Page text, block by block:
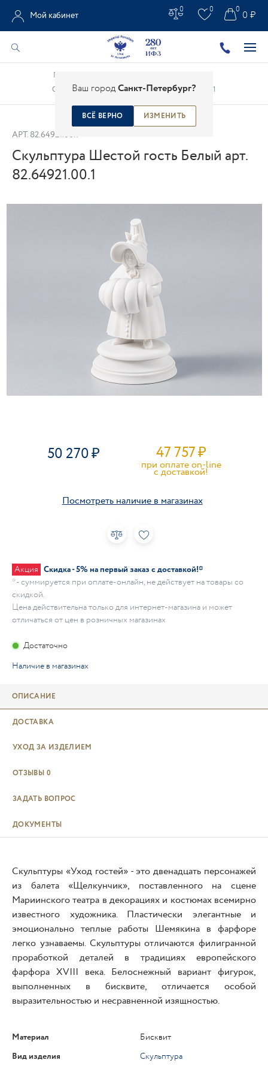
Ваш городСанкт-Петербург?
ВСЁ ВЕРНО ИЗМЕНИТЬ
Мой кабинет
0 0 0 ₽
0
Главная
Скульптура Шестой гость Белый арт. 82.64921.00.1
АРТ. 82.64921.00.1
Скульптура Шестой гость Белый арт.
82.64921.00.1
50 270 47 757₽
при оплате on-line
c доставкой!
Посмотреть наличие в магазинах
Акция Скидка - 5% на первый заказ с доставкой!*
* - суммируется при оплате-онлайн, не действует на товары со
скидкой.
Цена действительна только для интернет-магазина и может
отличаться от цен в розничных магазинах
Достаточно
Наличие в магазинах
ОПИСАНИЕ
ДОСТАВКА
УХОД ЗА ИЗДЕЛИЕМ
ОТЗЫВЫ 0
ЗАДАТЬ ВОПРОС
ДОКУМЕНТЫ
Скульптуры «Уход гостей» - это двенадцать персонажей
из балета «Щелкунчик», поставленного на сцене
Мариинского театра в декорациях и костюмах всемирно
известного художника. Пластически элегантные и
эмоционально теплые работы Шемякина в фарфоре
легко узнаваемы. Скульптуры отличаются филигранной
проработкой деталей в традициях европейского
фарфора XVIII века. Белоснежный вариант фигурок,
выполненных в бисквите, отличается особой
выразительностью и несравненной изящностью.
Материал
Бисквит
Вид изделия
Скульптура